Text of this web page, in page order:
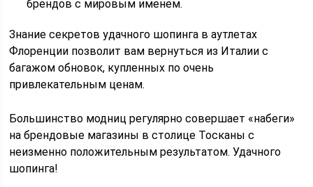
брендов с мировым именем.
Знание секретов удачного шопинга в аутлетах
Флоренции позволит вам вернуться из Италии с
багажом обновок, купленных по очень
привлекательным ценам.
Большинство модниц регулярно совершает «набеги»
на брендовые магазины в столице Тосканы с
неизменно положительным результатом. Удачного
шопинга!